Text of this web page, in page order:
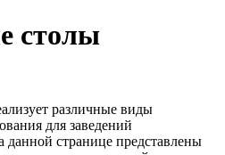
столы
различные виды
для заведений
странице представлены